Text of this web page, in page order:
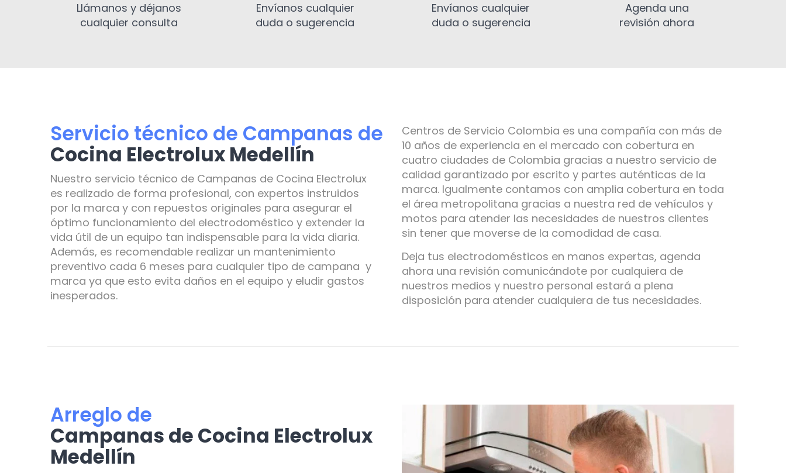
Llámanos y déjanos
cualquier consulta
Envíanos cualquier
duda o sugerencia
Envíanos cualquier
duda o sugerencia
Agenda una
revisión ahora
Servicio técnico de Campanas de
Cocina Electrolux Medellín
Nuestro servicio técnico de Campanas de Cocina Electrolux
es realizado de forma profesional, con expertos instruidos
por la marca y con repuestos originales para asegurar el
óptimo funcionamiento del electrodoméstico y extender la
vida útil de un equipo tan indispensable para la vida diaria.
Además, es recomendable realizar un mantenimiento
preventivo cada 6 meses para cualquier tipo de campana y
marca ya que esto evita daños en el equipo y eludir gastos
inesperados.
Centros de Servicio Colombia es una compañía con más de
10 años de experiencia en el mercado con cobertura en
cuatro ciudades de Colombia gracias a nuestro servicio de
calidad garantizado por escrito y partes auténticas de la
marca. Igualmente contamos con amplia cobertura en toda
el área metropolitana gracias a nuestra red de vehículos y
motos para atender las necesidades de nuestros clientes
sin tener que moverse de la comodidad de casa.
Deja tus electrodomésticos en manos expertas, agenda
ahora una revisión comunicándote por cualquiera de
nuestros medios y nuestro personal estará a plena
disposición para atender cualquiera de tus necesidades.
Arreglo de
Campanas de Cocina Electrolux
Medellín